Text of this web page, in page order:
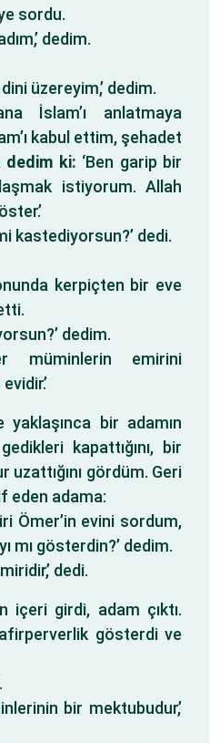
sordu.
dedim.
üzereyim,’ dedim.
İslam’ı anlatmaya
kabul ettim, şehadet
dedim ki: ‘Ben garip bir
istiyorum. Allah
kastediyorsun?’ dedi.
kerpiçten bir eve
dedim.
müminlerin emirini
yaklaşınca bir adamın
kapattığını, bir
uzattığını gördüm. Geri
eden adama:
Ömer’in evini sordum,
mı gösterdin?’ dedim.
dedi.
içeri girdi, adam çıktı.
gösterdi ve
bir mektubudur,’